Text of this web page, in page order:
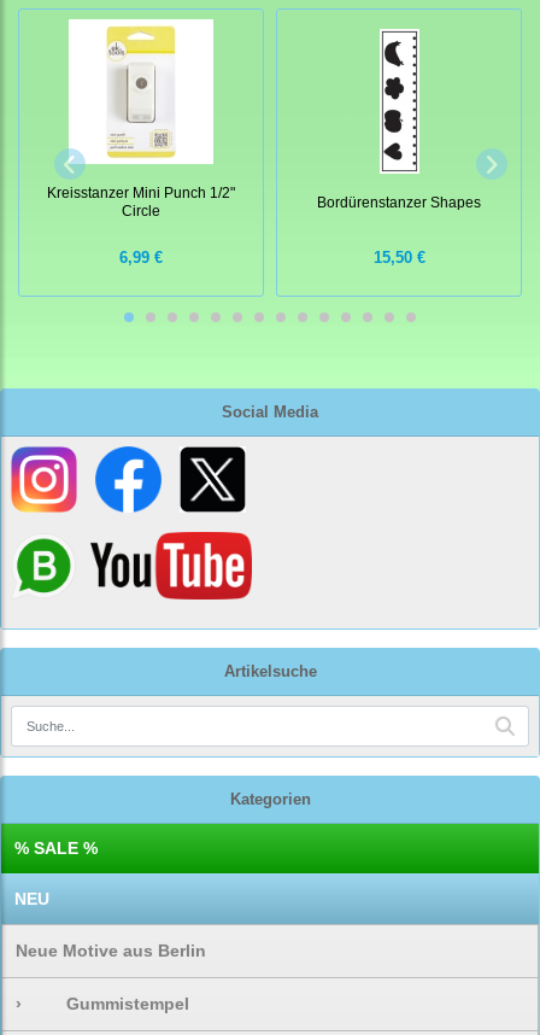
Social Media
Artikelsuche
Kategorien
% SALE %
NEU
Neue Motive aus Berlin
› Gummistempel
Kreisstanzer Mini Punch 1/2"
Circle
6,99 €
Bordürenstanzer Shapes
15,50 €